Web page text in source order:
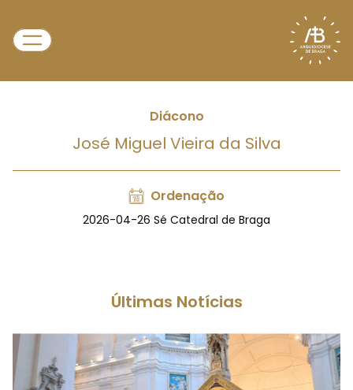
Diácono
José Miguel Vieira da Silva
Ordenação
2026-04-26 Sé Catedral de Braga
Últimas Notícias